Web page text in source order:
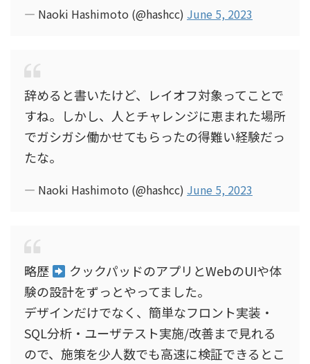
— Naoki Hashimoto (@hashcc) June 5, 2023
辞めると書いたけど、レイオフ対象ってことで
すね。しかし、人とチャレンジに恵まれた場所
でガシガシ働かせてもらったの得難い経験だっ
たな。
— Naoki Hashimoto (@hashcc) June 5, 2023
略歴
クックパッドのアプリとWebのUIや体
験の設計をずっとやってました。
デザインだけでなく、簡単なフロント実装・
SQL分析・ユーザテスト実施/改善まで見れる
ので、施策を少人数でも高速に検証できるとこ